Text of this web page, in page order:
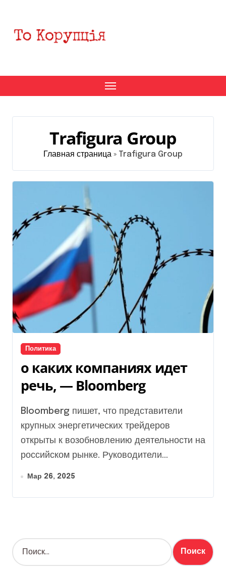
содержанию
Trafigura Group
Главная страница » Trafigura Group
Политика
о каких компаниях идет
речь, — Bloomberg
Bloomberg пишет, что представители
крупных энергетических трейдеров
открыты к возобновлению деятельности на
российском рынке. Руководители...
Мар 26, 2025
Н
а